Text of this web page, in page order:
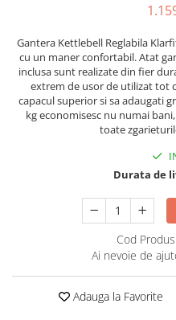
Dulap si cutii jucarii
Sac de dormit copii
Fotolii copii
Leagane & balansoare &
Lampi de veghe
Mobilier Birou
Saltele de infasat
Scaune de biciclete copii
Gantera Kettlebell Reglabila
cu un maner confortabil. Atat
inclusa sunt realizate din fier
extrem de usor de utilizat tot
capacul superior si sa adaugati
kg economisesc nu numai
toate
Durata de
Cod
Ai nevoie de
Adauga la Favorite